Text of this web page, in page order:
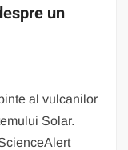
un
al vulcanilor
Solar.